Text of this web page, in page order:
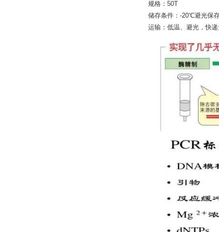
规格：50T
储存条件：-20℃避光保
运输：低温、避光，快